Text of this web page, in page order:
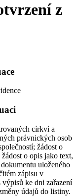
z
církví a
právnických osob
žádost o
o opis jako text,
uloženého
zápisu v
ke dni zařazení
údajů do listiny.